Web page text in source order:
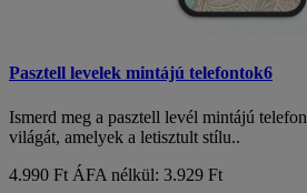
Pasztell levelek mintájú telefontok6
Ismerd meg a pasztell levél mintájú
világát, amelyek a letisztult stílu..
4.990 Ft ÁFA nélkül: 3.929 Ft